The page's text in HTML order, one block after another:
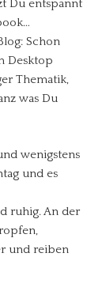
Du entspannt
Schon
Desktop
Thematik,
was Du
wenigstens
und es
ruhig. An der
und reiben